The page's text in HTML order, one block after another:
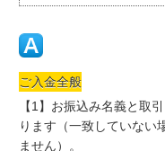
ご入金全般
【1】お振込み名義と取
ります（一致していない
ません）。